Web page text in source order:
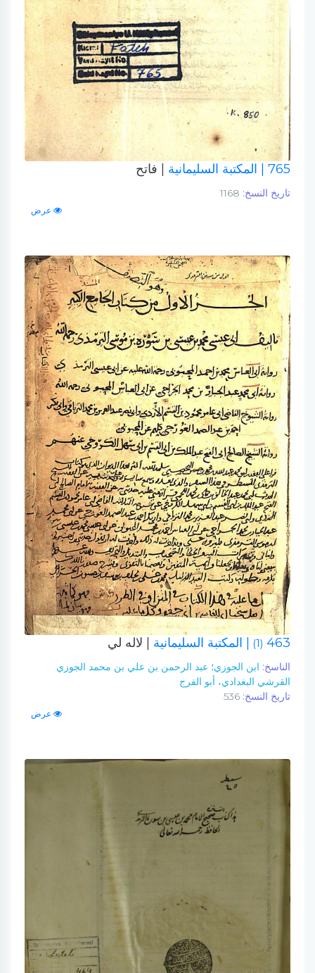
765 | المكتبة السليمانية | فاتح
تاريخ النسخ:
عرض
463
(1) | المكتبة السليمانية | لاله لي
الناسخ: ابن الجوزي؛ عبد الرحمن بن علي بن محمد الجوزي
القرشي البغدادي، أبو الفرج
تاريخ النسخ:
عرض